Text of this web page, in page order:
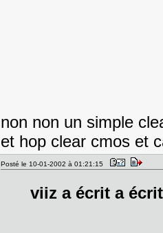
non non un simple
et hop clear cmos et
Posté le 10-01-2002 à 01:21:15
viiz a écrit a